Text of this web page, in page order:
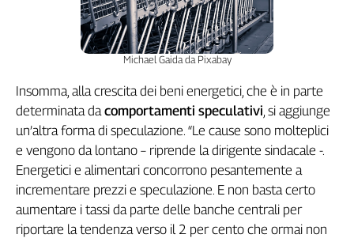
Michael Gaida da Pixabay
Insomma, alla crescita dei beni energetici, che è in parte
determinata da comportamenti speculativi , si aggiunge
un’altra forma di speculazione. “Le cause sono molteplici
e vengono da lontano – riprende la dirigente sindacale -.
Energetici e alimentari concorrono pesantemente a
incrementare prezzi e speculazione. E non basta certo
aumentare i tassi da parte delle banche centrali per
riportare la tendenza verso il 2 per cento che ormai non